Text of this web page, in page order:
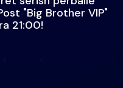
"Big Brother VIP"
21:00!